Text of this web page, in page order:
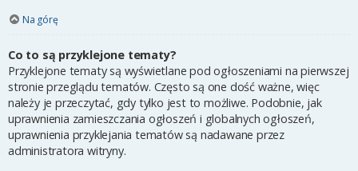
Na górę
Co to są przyklejone tematy?
Przyklejone tematy są wyświetlane pod ogłoszeniami na pierwszej
stronie przeglądu tematów. Często są one dość ważne, więc
należy je przeczytać, gdy tylko jest to możliwe. Podobnie, jak
uprawnienia zamieszczania ogłoszeń i globalnych ogłoszeń,
uprawnienia przyklejania tematów są nadawane przez
administratora witryny.